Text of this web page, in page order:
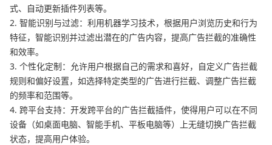
式、自动更新插件列表等。
2. 智能识别与过滤：利用机器学习技术，根据用户浏览历史和行为
特征，智能识别并过滤出潜在的广告内容，提高广告拦截的准确性
和效率。
3. 个性化定制：允许用户根据自己的需求和喜好，自定义广告拦截
规则和偏好设置，如选择特定类型的广告进行拦截、调整广告拦截
的频率和范围等。
4. 跨平台支持：开发跨平台的广告拦截插件，使得用户可以在不同
设备（如桌面电脑、智能手机、平板电脑等）上无缝切换广告拦截
状态，提高用户体验。